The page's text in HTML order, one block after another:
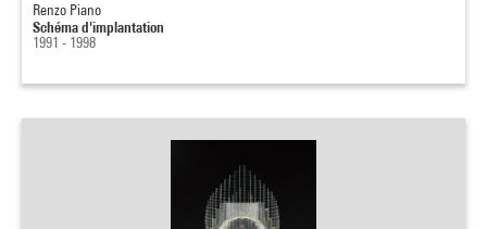
Renzo Piano
Schéma d'implantation
1991 - 1998